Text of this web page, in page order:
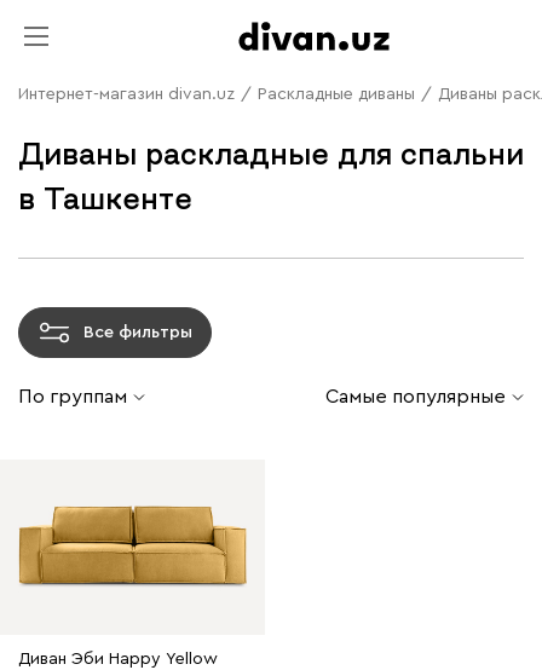
Интернет-магазин divan.uz / Раскладные диваны / Диваны
Диваны раскладные для спальни
в Ташкенте
Все фильтры
По группам Самые популярные
Диван Эби Happy Yellow